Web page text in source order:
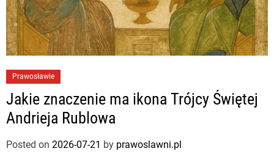
Prawosławie
Jakie znaczenie ma ikona Trójcy Świętej
Andrieja Rublowa
Posted on 2026-07-21 by prawoslawni.pl